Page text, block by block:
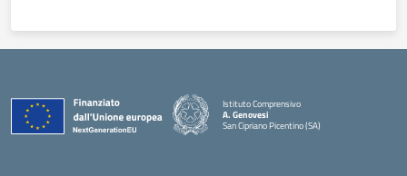
Istituto Comprensivo
A. Genovesi
San Cipriano Picentino (SA)
— Visita la pagina iniziale della scuola